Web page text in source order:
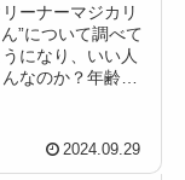
ーナーマジカリ
”について調べて
になり、いい人
なのか？年齢が
2024.09.29